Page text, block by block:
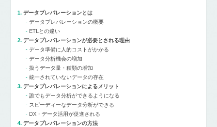
データプレパレーションとは
データプレパレーションの概要
ETLとの違い
データプレパレーションが必要とされる理由
データ準備に人的コストがかかる
データ分析機会の増加
扱うデータ量・種類の増加
統一されていないデータの存在
データプレパレーションによるメリット
誰でもデータ分析ができるようになる
スピーディーなデータ分析ができる
DX・データ活用が促進される
データプレパレーションの方法